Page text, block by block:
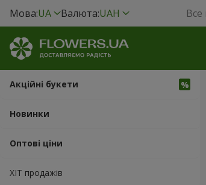
Мова:UA Валюта:UAH
Акційні букети
Новинки
Оптові ціни
ХІТ продажів